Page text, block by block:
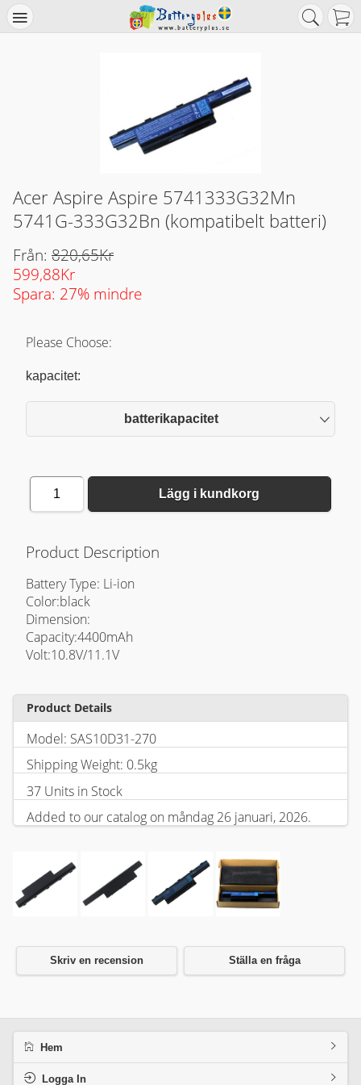
Acer Aspire Aspire 5741333G32Mn
5741G-333G32Bn (kompatibelt batteri)
Från: 820,65Kr
599,88Kr
Spara: 27% mindre
Please Choose:
kapacitet:
batterikapacitet
1 Lägg i kundkorg
Product Description
Battery Type: Li-ion
Color:black
Dimension:
Capacity:4400mAh
Volt:10.8V/11.1V
Product Details
Model: SAS10D31-270
Shipping Weight: 0.5kg
37 Units in Stock
Added to our catalog on måndag 26 januari, 2026.
Skriv en recension Ställa en fråga
Hem
Logga In